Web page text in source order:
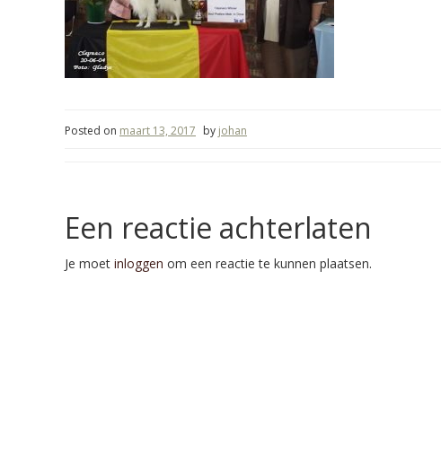
Posted on maart 13, 2017 by johan
Een reactie achterlaten
Je moet inloggen om een reactie te kunnen plaatsen.